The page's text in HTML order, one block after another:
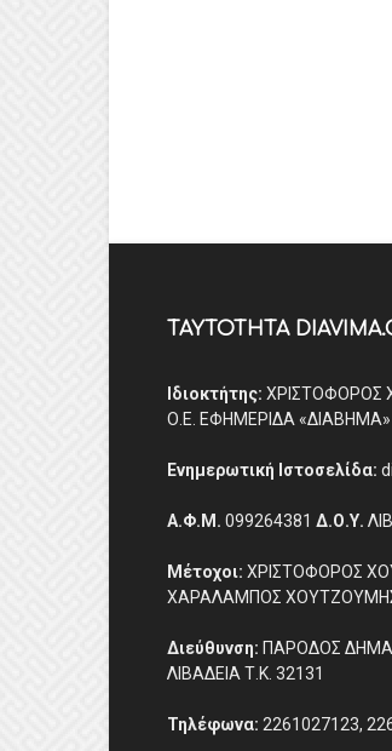
ΤΑΥΤΟΤΗΤΑ
Ιδιοκτήτης: ΧΡΙΣΤΟΦΟΡΟΣ
Ο.Ε. ΕΦΗΜΕΡΙΔΑ «ΔΙΑΒΗΜΑ»
Ενημερωτική Ιστοσελίδα:
Α.Φ.Μ. 099264381 Δ.Ο.Υ.
Μέτοχοι: ΧΡΙΣΤΟΦΟΡΟΣ
ΧΑΡΑΛΑΜΠΟΣ
Διεύθυνση: ΠΑΡΟΔΟΣ
ΛΙΒΑΔΕΙΑ Τ.Κ. 32131
Τηλέφωνα: 2261027123,